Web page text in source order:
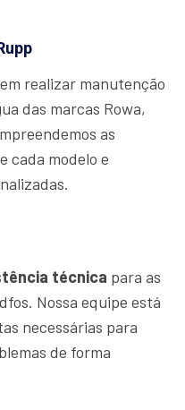
realizar manutenção
das marcas Rowa,
as
cada modelo e
técnica para as
Nossa equipe está
necessárias para
de forma